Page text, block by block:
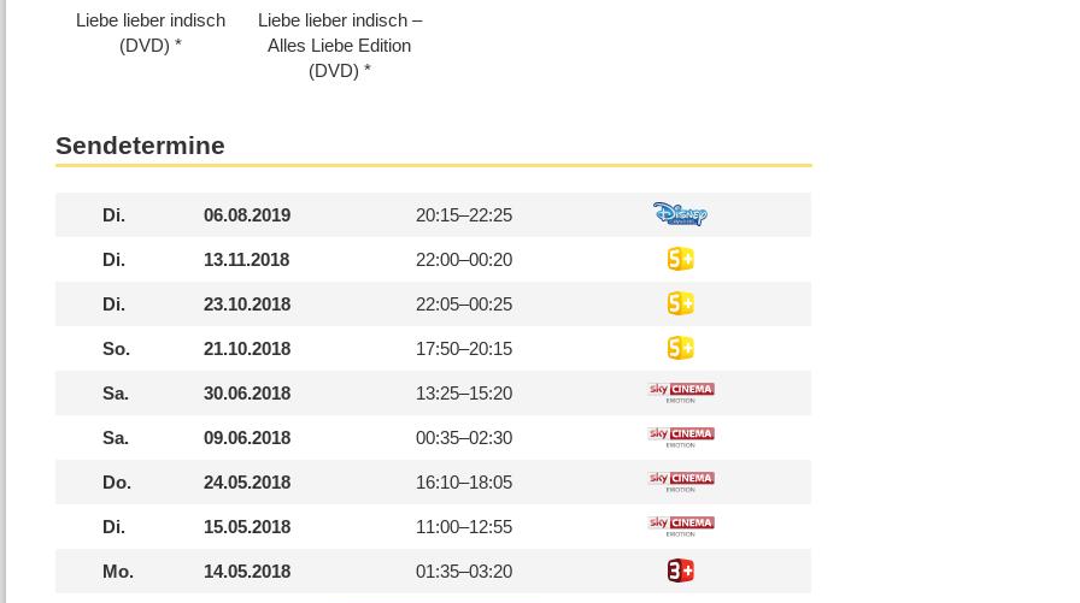
Liebe lieber indisch
(DVD)
Liebe lieber indisch –
Alles Liebe Edition
(DVD)
Sendetermine
Di. 06.08.2019 20:15–22:25
Di. 13.11.2018 22:00–00:20
Di. 23.10.2018 22:05–00:25
So. 21.10.2018 17:50–20:15
Sa. 30.06.2018 13:25–15:20
Sa. 09.06.2018 00:35–02:30
Do. 24.05.2018 16:10–18:05
Di. 15.05.2018 11:00–12:55
Mo. 14.05.2018 01:35–03:20